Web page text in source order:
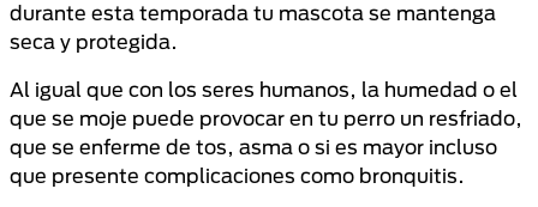
durante esta temporada tu mascota se mantenga
seca y protegida.
Al igual que con los seres humanos, la humedad o el
que se moje puede provocar en tu perro un resfriado,
que se enferme de tos, asma o si es mayor incluso
que presente complicaciones como bronquitis.